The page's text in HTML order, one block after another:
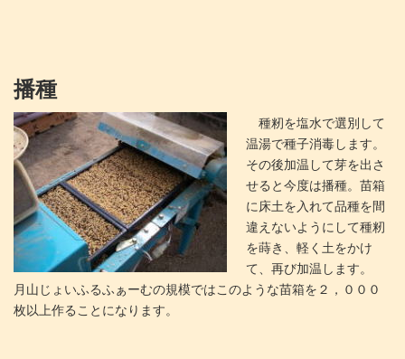
播種
種籾を塩水で選別して
温湯で種子消毒します。
その後加温して芽を出さ
せると今度は播種。苗箱
に床土を入れて品種を間
違えないようにして種籾
を蒔き、軽く土をかけ
て、再び加温します。
月山じょいふるふぁーむの規模ではこのような苗箱を２，０００
枚以上作ることになります。